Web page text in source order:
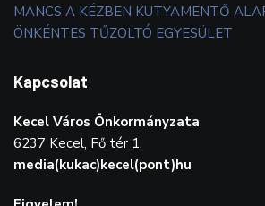
MANCS A KÉZBEN KUTYAMENTŐ
ÖNKÉNTES TŰZOLTÓ EGYESÜLET
Kapcsolat
Kecel Város Önkormányzata
6237 Kecel, Fő tér 1.
media(kukac)kecel(pont)hu